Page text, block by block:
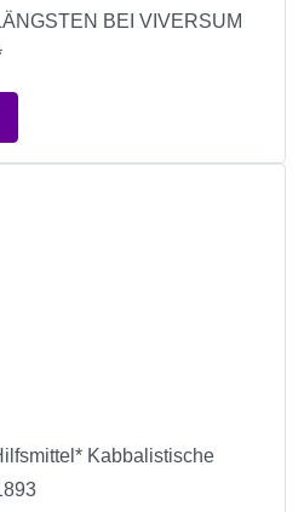
BEI VIVERSUM
Kabbalistische